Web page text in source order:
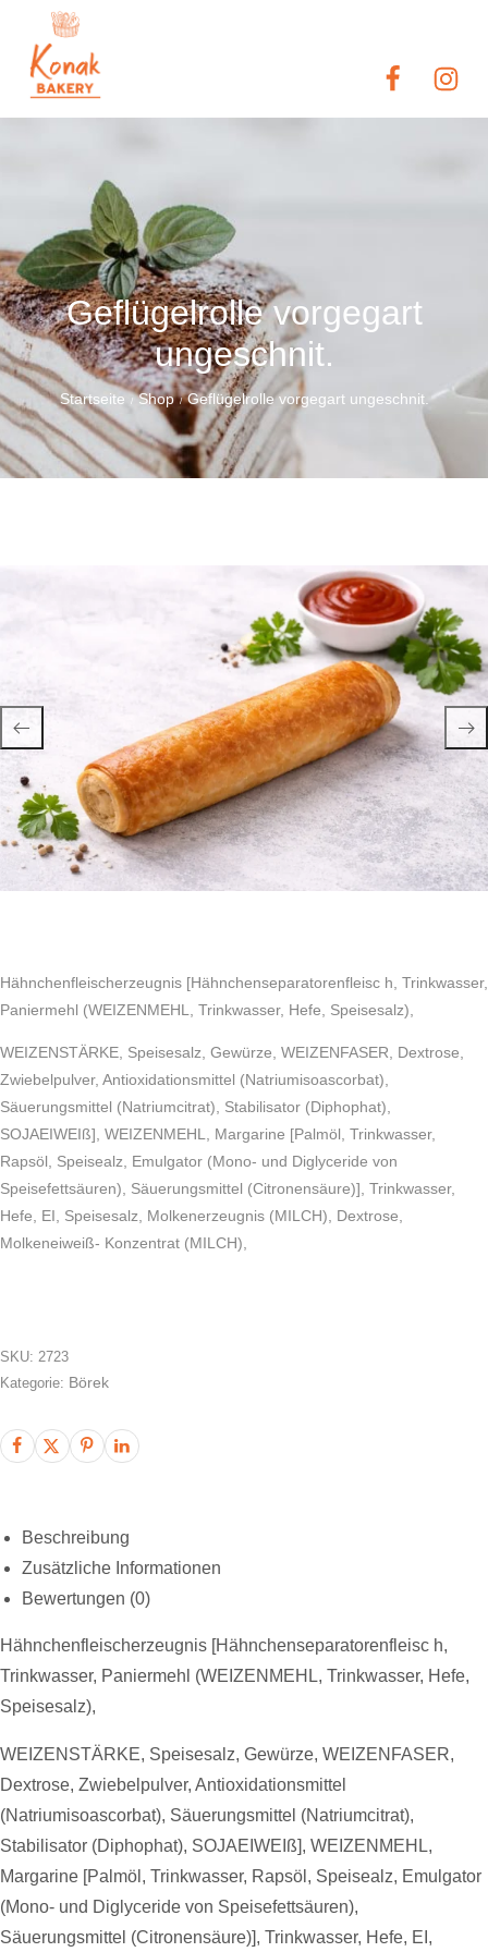
Geflügelrolle vorgegart
ungeschnit.
Startseite / Shop / Geflügelrolle vorgegart ungeschnit.
Hähnchenfleischerzeugnis [Hähnchenseparatorenfleisc h, Trinkwasser,
Paniermehl (WEIZENMEHL, Trinkwasser, Hefe, Speisesalz),
WEIZENSTÄRKE, Speisesalz, Gewürze, WEIZENFASER, Dextrose,
Zwiebelpulver, Antioxidationsmittel (Natriumisoascorbat),
Säuerungsmittel (Natriumcitrat), Stabilisator (Diphophat),
SOJAEIWEIß], WEIZENMEHL, Margarine [Palmöl, Trinkwasser,
Rapsöl, Speisealz, Emulgator (Mono- und Diglyceride von
Speisefettsäuren), Säuerungsmittel (Citronensäure)], Trinkwasser,
Hefe, EI, Speisesalz, Molkenerzeugnis (MILCH), Dextrose,
Molkeneiweiß- Konzentrat (MILCH),
SKU: 2723
Kategorie: Börek
Beschreibung
Zusätzliche Informationen
Bewertungen (0)
Hähnchenfleischerzeugnis [Hähnchenseparatorenfleisc h,
Trinkwasser, Paniermehl (WEIZENMEHL, Trinkwasser, Hefe,
Speisesalz),
WEIZENSTÄRKE, Speisesalz, Gewürze, WEIZENFASER,
Dextrose, Zwiebelpulver, Antioxidationsmittel
(Natriumisoascorbat), Säuerungsmittel (Natriumcitrat),
Stabilisator (Diphophat), SOJAEIWEIß], WEIZENMEHL,
Margarine [Palmöl, Trinkwasser, Rapsöl, Speisealz, Emulgator
(Mono- und Diglyceride von Speisefettsäuren),
Säuerungsmittel (Citronensäure)], Trinkwasser, Hefe, EI,